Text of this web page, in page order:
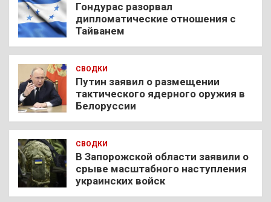
Гондурас разорвал
дипломатические отношения с
Тайванем
СВОДКИ
Путин заявил о размещении
тактического ядерного оружия в
Белоруссии
СВОДКИ
В Запорожской области заявили о
срыве масштабного наступления
украинских войск